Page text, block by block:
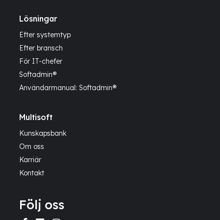
Lösningar
Efter systemtyp
Efter bransch
För IT-chefer
Softadmin®
Användarmanual: Softadmin®
Multisoft
Kunskapsbank
Om oss
Karriär
Kontakt
Följ oss